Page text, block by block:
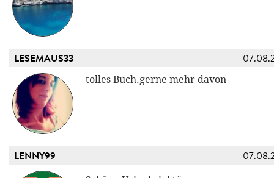
LESEMAUS33
tolles Buch.gerne mehr davon
LENNY99